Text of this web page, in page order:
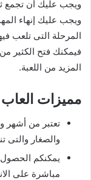
ويجب عليك أن تجمع
ويجب عليك إنهاء
المرحلة التى تلعب
فيمكنك فتح الكثير
المزيد من اللعبة.
مميزات العاب
تعتبر من أشهر
والصغار والتى
يمكنكم
مباشرة على